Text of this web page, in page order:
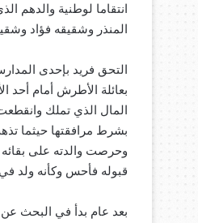
انتقاما لوطنية والدهم
المنذر وشقيقه فؤاد
التحق فريد بإحدى
بعائلة الأطرش أمام أحد
المال الذي تملك
بشرط مرافقتها حيثما
وحرصت والدته على
قبوله فأحس وكأنه ولد
بعد عام بدأ في البحث